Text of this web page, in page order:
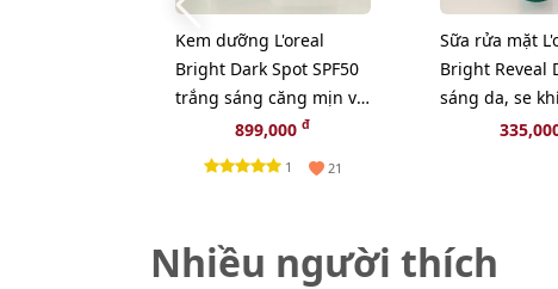
Kem dưỡng L'oreal
Bright Dark Spot SPF50
trắng sáng căng mịn và
bảo vệ làn da, 50ml
899,000đ
1 21
Sữa rửa mặt
Bright Reveal
sáng da, se
lông, 150ml
Nhiều người thích